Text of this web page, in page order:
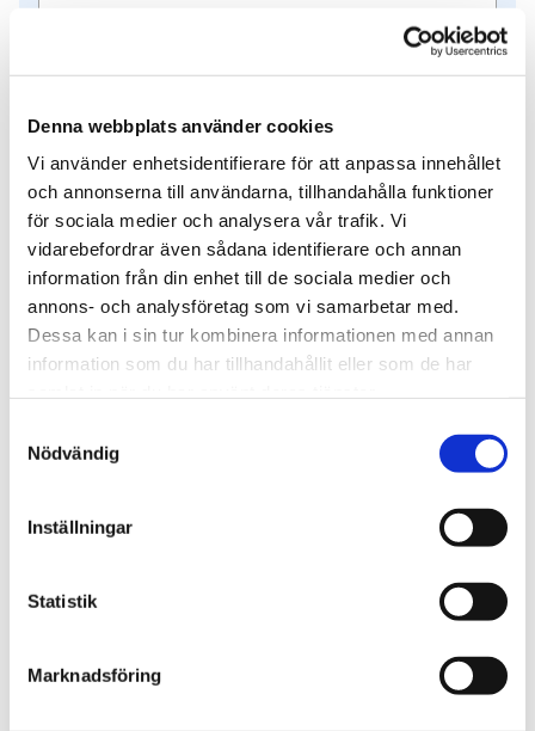
Denna webbplats använder cookies
Vi använder enhetsidentifierare för att anpassa innehållet
och annonserna till användarna, tillhandahålla funktioner
för sociala medier och analysera vår trafik. Vi
vidarebefordrar även sådana identifierare och annan
information från din enhet till de sociala medier och
annons- och analysföretag som vi samarbetar med.
Dessa kan i sin tur kombinera informationen med annan
information som du har tillhandahållit eller som de har
Nödvändig
Inställningar
Statistik
Marknadsföring
Är du kund hos Feelgood?
Ja
Nej
Jag samtycker till att Feelgood kontaktar mig
angående min förfrågan
Jag samtycker till att ta emot andra utskick
avregistrera dig)
du till vårpersonuppgiftspolicy
CAPTCHA